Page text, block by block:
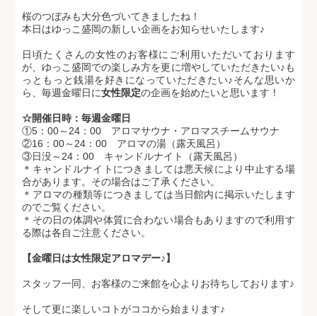
桜のつぼみも大分色づいてきましたね！
本日はゆっこ盛岡の新しい企画をお知らせいたします♪
日頃たくさんの女性のお客様にご利用いただいております
が、ゆっこ盛岡での楽しみ方を更に増やしていただきたい♪も
っともっと銭湯を好きになっていただきたい♪そんな思いか
ら、毎週金曜日に女性限定の企画を始めたいと思います！
☆開催日時：毎週金曜日
①5：00～24：00 アロマサウナ・アロマスチームサウナ
②16：00～24：00 アロマの湯（露天風呂）
③日没～24：00 キャンドルナイト（露天風呂）
＊キャンドルナイトにつきましては悪天候により中止する場
合があります。その場合はご了承ください。
＊アロマの種類等につきましては当日館内に掲示いたします
のでご覧ください。
＊その日の体調や体質に合わない場合もありますので利用す
る際は各自ご注意ください。
【金曜日は女性限定アロマデー♪】
スタッフ一同、お客様のご来館を心よりお待ちしております♪
そして更に楽しいコトがココから始まります♪